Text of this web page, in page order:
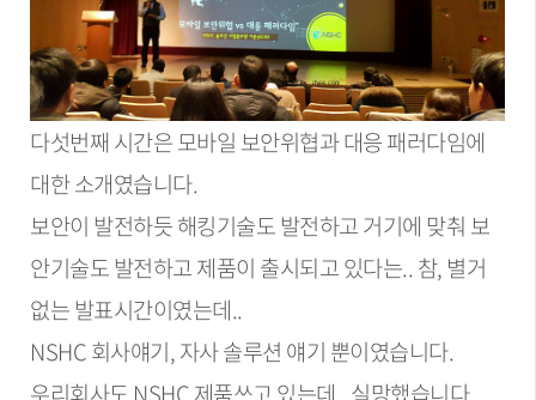
다섯번째 시간은 모바일 보안위협과 대응 패러다임에
대한 소개였습니다.
보안이 발전하듯 해킹기술도 발전하고 거기에 맞춰 보
안기술도 발전하고 제품이 출시되고 있다는.. 참, 별거
없는 발표시간이였는데..
NSHC 회사얘기, 자사 솔루션 얘기 뿐이였습니다.